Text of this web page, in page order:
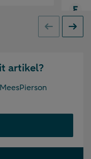
Vorige
artikel?